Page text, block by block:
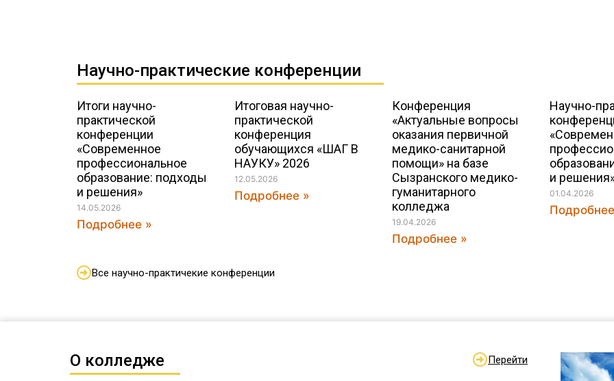
Научно-практические конференции
Итоги научно-
практической
конференции
«Современное
профессиональное
образование: подходы
и решения»
14.05.2026
Подробнее »
Итоговая научно-
практической
конференция
обучающихся «ШАГ В
НАУКУ» 2026
12.05.2026
Подробнее »
Конференция
«Актуальные вопросы
оказания первичной
медико-санитарной
помощи» на базе
Сызранского медико-
гуманитарного
колледжа
19.04.2026
Подробнее »
Научно-
и
01.04.2026
Все научно-практичекие конференции
О колледже Перейти